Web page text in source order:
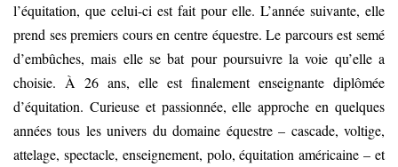
l’équitation, que celui-ci est fait pour elle. L’année suivante, elle
prend ses premiers cours en centre équestre. Le parcours est semé
d’embûches, mais elle se bat pour poursuivre la voie qu’elle a
choisie. À 26 ans, elle est finalement enseignante diplômée
d’équitation. Curieuse et passionnée, elle approche en quelques
années tous les univers du domaine équestre – cascade, voltige,
attelage, spectacle, enseignement, polo, équitation américaine – et